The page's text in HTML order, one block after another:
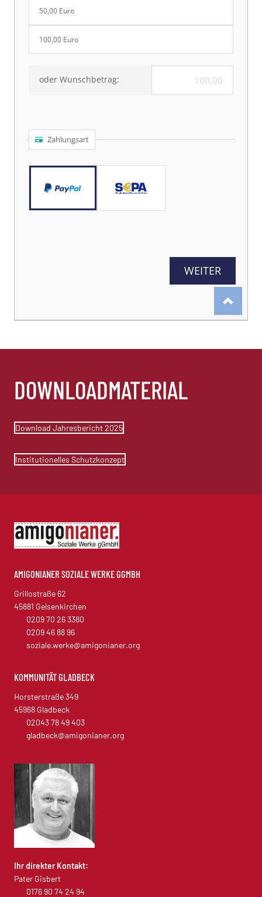
DOWNLOADMATERIAL
Download Jahresbericht 2025
Institutionelles Schutzkonzept
AMIGONIANER SOZIALE WERKE GGMBH
Grillostraße 62
45881 Gelsenkirchen
0209 70 26 3380
0209 46 88 96
soziale.werke@amigonianer.org
KOMMUNITÄT GLADBECK
Horsterstraße 349
45968 Gladbeck
02043 78 49 403
gladbeck@amigonianer.org
Ihr direkter Kontakt:
Pater Gisbert
0176 90 74 24 94